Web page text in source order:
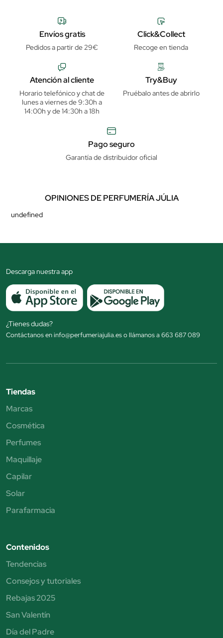
Envíos gratis
Pedidos a partir de 29€
Click&Collect
Recoge en tienda
Atención al cliente
Horario telefónico y chat de
lunes a viernes de 9:30h a
14:00h y de 14:30h a 18h
Try&Buy
Pruébalo antes de abrirlo
Pago seguro
Garantía de distribuidor oficial
OPINIONES DE PERFUMERÍA JÚLIA
undefined
Descarga nuestra app
¿Tienes dudas?
Contáctanos en info@perfumeriajulia.es o llámanos a 663 687 089
Tiendas
Marcas
Cosmética
Perfumes
Maquillaje
Capilar
Solar
Parafarmacia
Contenidos
Tendencias
Consejos y tutoriales
Rebajas 2025
San Valentín
Día del Padre